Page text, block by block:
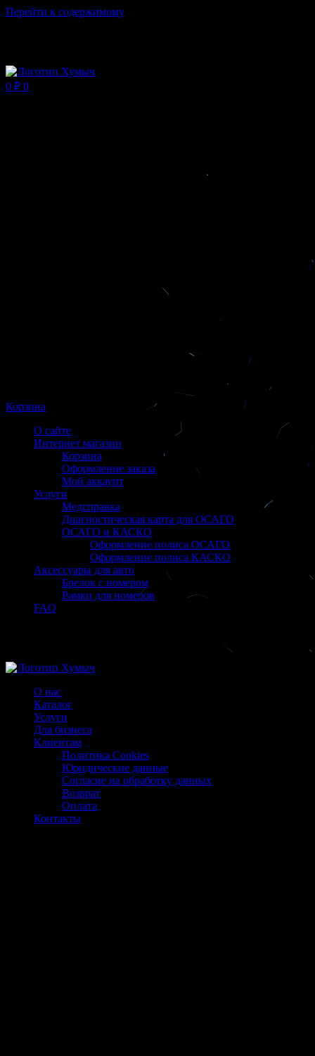
Перейти к содержимому
0 ₽ 0
Корзина
О сайте
Интернет магазин
Корзина
Оформление заказа
Мой аккаунт
Услуги
Медсправка
Диагностическая карта для ОСАГО
ОСАГО и КАСКО
Оформление полиса ОСАГО
Оформление полиса КАСКО
Аксессуары для авто
Брелок с номером
Рамки для номеров
FAQ
О нас
Каталог
Услуги
Для бизнеса
Клиентам
Политика Cookies
Юридические данные
Согласие на обработку данных
Возврат
Оплата
Контакты